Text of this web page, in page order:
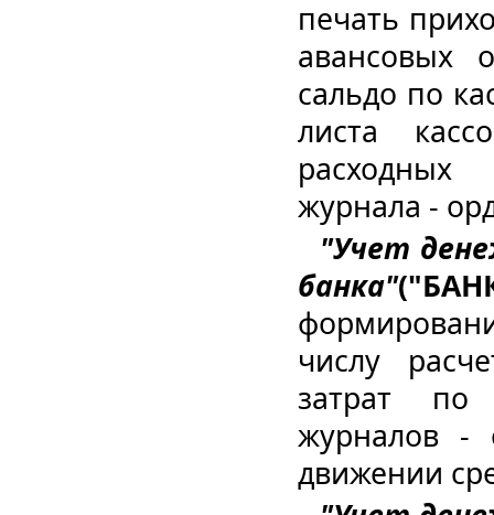
печать
авансовых
сальдо по
листа
журнала -
"Учет
банка"
числу
затрат по
журналов -
движении